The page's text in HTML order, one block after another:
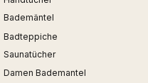
Bademäntel
Badteppiche
Saunatücher
Damen Bademantel